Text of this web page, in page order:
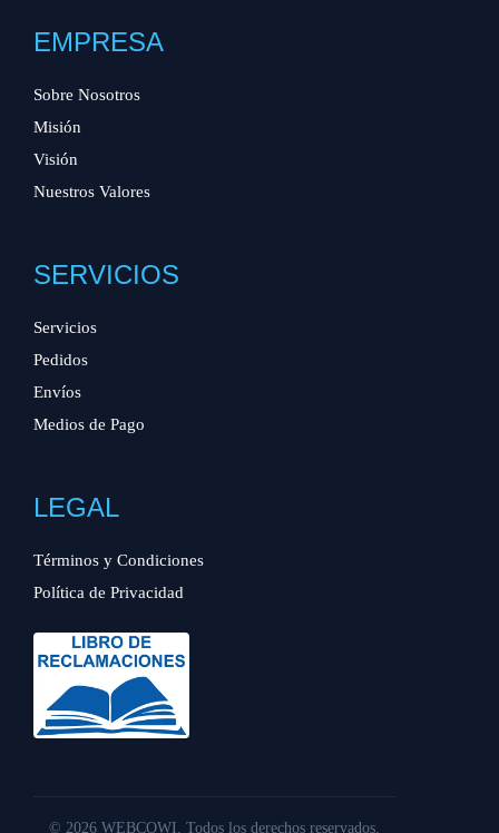
EMPRESA
Sobre Nosotros
Misión
Visión
Nuestros Valores
SERVICIOS
Servicios
Pedidos
Envíos
Medios de Pago
LEGAL
Términos y Condiciones
Política de Privacidad
© 2026 WEBCOWI. Todos los derechos reservados.